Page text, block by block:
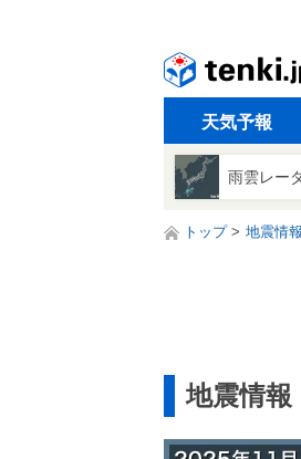
天気予報
雨雲レー
トップ 地震情報
地震情報